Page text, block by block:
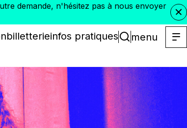
demande, n'hésitez pas à nous envoyer
billetterieinfos pratiques menu